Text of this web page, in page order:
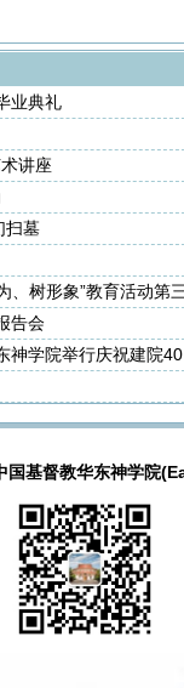
业典礼
讲座
扫墓
、树形象”教育活动第
告会
学院举行庆祝建院40
国基督教华东神学院